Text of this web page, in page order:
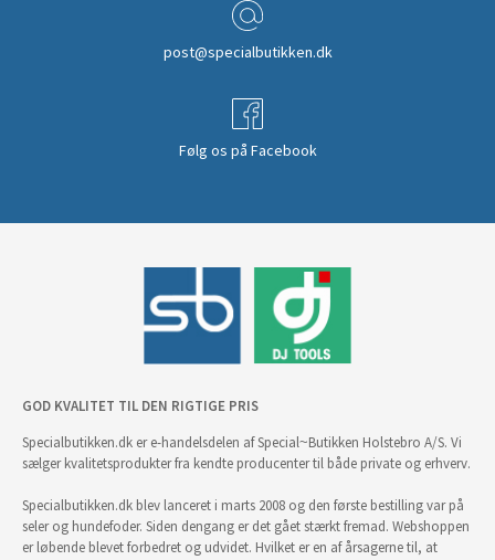
post@specialbutikken.dk
Følg os på Facebook
GOD KVALITET TIL DEN RIGTIGE PRIS
Specialbutikken.dk er e-handelsdelen af Special~Butikken Holstebro A/S. Vi
sælger kvalitetsprodukter fra kendte producenter til både private og erhverv.
Specialbutikken.dk blev lanceret i marts 2008 og den første bestilling var på
seler og hundefoder. Siden dengang er det gået stærkt fremad. Webshoppen
er løbende blevet forbedret og udvidet. Hvilket er en af årsagerne til, at